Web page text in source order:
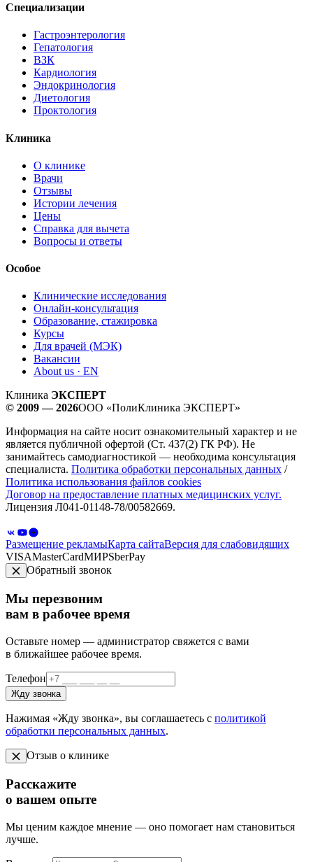
Специализации
Гастроэнтерология
Гепатология
ВЗК
Кардиология
Эндокринология
Диетология
Проктология
Клиника
О клинике
Врачи
Отзывы
Истории лечения
Цены
Справка для вычета
Вопросы и ответы
Особое
Клинические исследования
Онлайн-консультация
Образование, стажировка
Курсы
Для врачей (МЭК)
Вакансии
About us · EN
Клиника ЭКСПЕРТ
© 2009 — 2026ООО «ПолиКлиника ЭКСПЕРТ»
Информация на сайте носит ознакомительный характер и не
является публичной офертой (Ст. 437(2) ГК РФ). Не
занимайтесь самодиагностикой — необходима консультация
специалиста. Политика обработки персональных данных /
Политика использования файлов cookies
Договор на предоставление платных медицинских услуг.
Лицензия Л041-01148-78/00582669.
Размещение рекламыКарта сайтаВерсия для слабовидящих
VISAMasterCardМИРSberPay
Обратный звонок
Мы перезвоним
вам в рабочее время
Оставьте номер — администратор свяжется с вами
в ближайшее рабочее время.
Телефон
Жду звонка
Нажимая «Жду звонка», вы соглашаетесь с политикой
обработки персональных данных.
Отзыв о клинике
Расскажите
о вашем опыте
Мы ценим каждое мнение — оно помогает нам становиться
лучше.